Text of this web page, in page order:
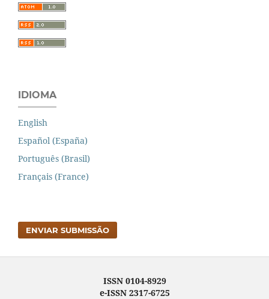
IDIOMA
English
Español (España)
Português (Brasil)
Français (France)
ENVIAR SUBMISSÃO
ISSN 0104-8929
e-ISSN 2317-6725